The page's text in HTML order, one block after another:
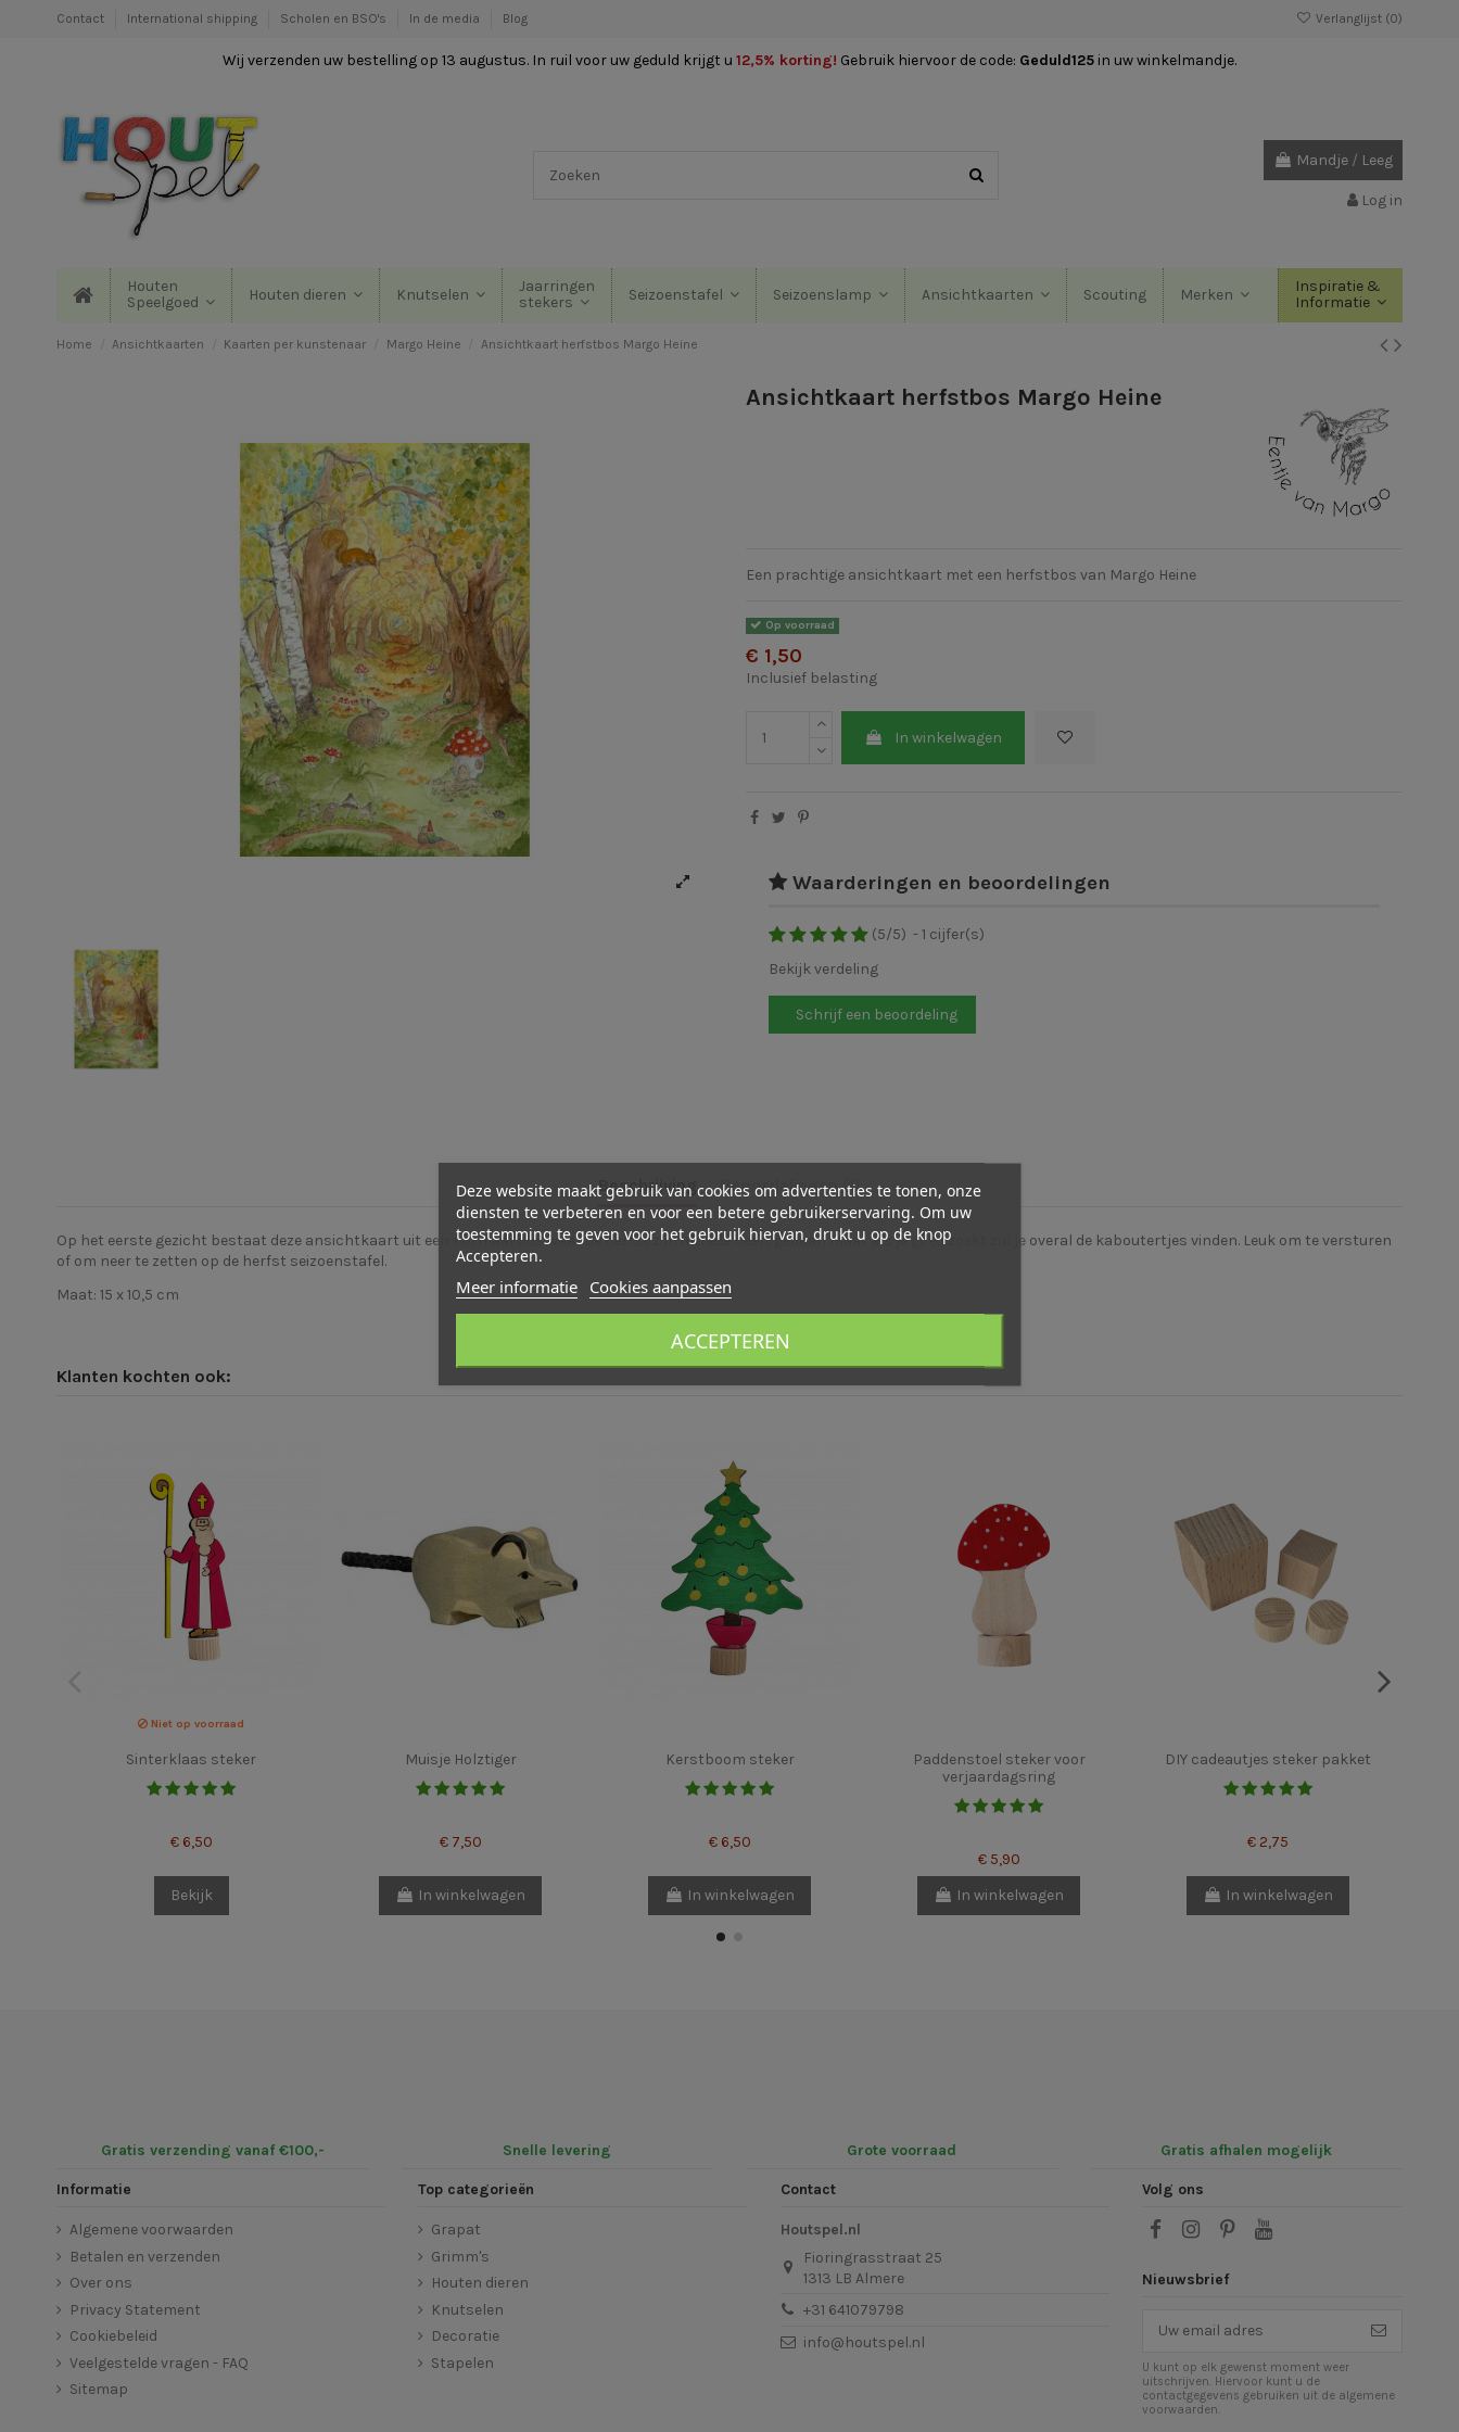
Contact International shipping Scholen en BSO's In de media Blog Verlanglijst (0)
Wij verzenden uw bestelling op 13 augustus. In ruil voor uw geduld krijgt u 12,5% korting! Gebruik hiervoor de code: Geduld125 in uw winkelmandje.
Mandje / Leeg
Log in
Houten
Speelgoed
Houten dieren Knutselen
Jaarringen
stekers
Seizoenstafel Seizoenslamp Ansichtkaarten Scouting Merken
Inspiratie &
Informatie
Home Ansichtkaarten Kaarten per kunstenaar Margo Heine Ansichtkaart herfstbos Margo Heine
Ansichtkaart herfstbos Margo Heine
Een prachtige ansichtkaart met een herfstbos van Margo Heine
Op voorraad
€ 1,50
Inclusief belasting
In winkelwagen
Waarderingen en beoordelingen
(5/5) - 1 cijfer(s)
Bekijk verdeling
Schrijf een beoordeling
Beschrijving Beoordelingen (1)
Op het eerste gezicht bestaat deze ansichtkaart uit een normaal bos waar de herfst zijn intrede heeft gedaan maar als je goed zoekt zul je overal de kaboutertjes vinden. Leuk om te versturen
of om neer te zetten op de herfst seizoenstafel.
Maat: 15 x 10,5 cm
Klanten kochten ook:
Niet op voorraad
Sinterklaas steker
€ 6,50
Bekijk
Muisje Holztiger
€ 7,50
In winkelwagen
Kerstboom steker
€ 6,50
In winkelwagen
Paddenstoel steker voor
verjaardagsring
€ 5,90
In winkelwagen
DIY cadeautjes steker pakket
€ 2,75
In winkelwagen
Gratis verzending vanaf €100,- Snelle levering Grote voorraad Gratis afhalen mogelijk
Informatie
Algemene voorwaarden
Betalen en verzenden
Over ons
Privacy Statement
Cookiebeleid
Veelgestelde vragen - FAQ
Sitemap
Top categorieën
Grapat
Grimm's
Houten dieren
Knutselen
Decoratie
Stapelen
Contact
Houtspel.nl
Fioringrasstraat 25
1313 LB Almere
+31 641079798
info@houtspel.nl
Deze website maakt gebruik van cookies om advertenties te tonen, onze
diensten te verbeteren en voor een betere gebruikerservaring. Om uw
toestemming te geven voor het gebruik hiervan, drukt u op de knop
Accepteren.
Meer informatie Cookies aanpassen
ACCEPTEREN
Volg ons
Nieuwsbrief
U kunt op elk gewenst moment weer
uitschrijven. Hiervoor kunt u de
contactgegevens gebruiken uit de algemene
voorwaarden.